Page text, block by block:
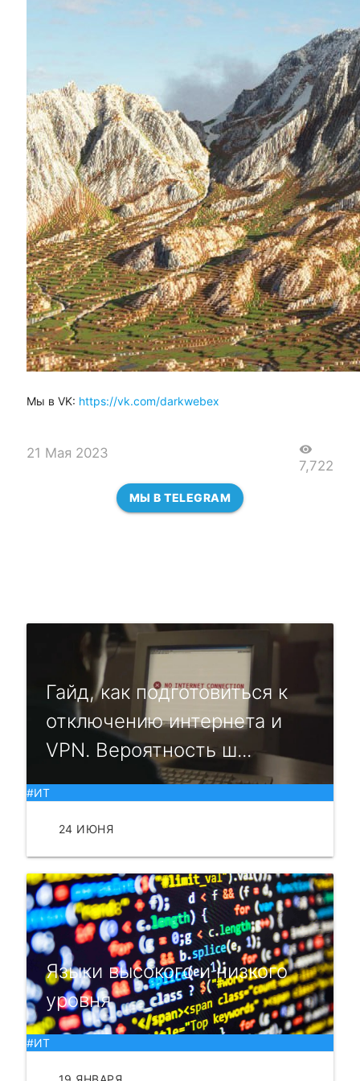
Мы в VK: https://vk.com/darkwebex
21 Мая 2023 visibility
7,722
МЫ В TELEGRAM
Гайд, как подготовиться к
отключению интернета и
VPN. Вероятность ш...
#ИТ
24 ИЮНЯ
Языки высокого и низкого
уровня
#ИТ